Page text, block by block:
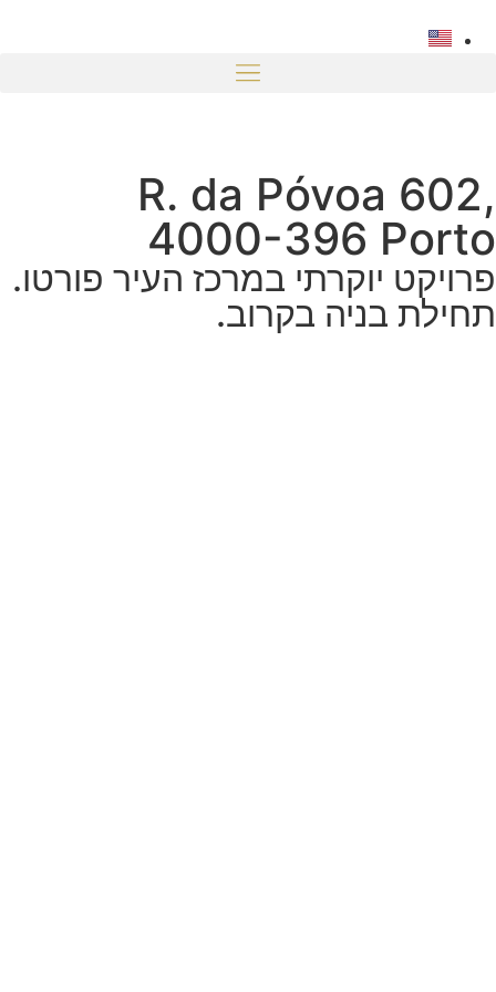
R. da Póvoa 602,
4000-396 Porto
פרויקט יוקרתי במרכז העיר פורטו.
תחילת בניה בקרוב.